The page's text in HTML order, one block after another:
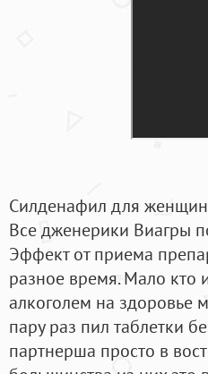
Силденафил для женщин
Все дженерики Виагры
Эффект от приема
разное время. Мало кто
алкоголем на здоровье
пару раз пил таблетки
партнерша просто в